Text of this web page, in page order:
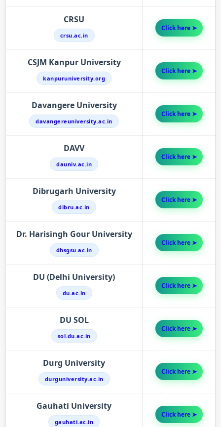
CRSU
crsu.ac.in
Click here ➤
CSJM Kanpur University
kanpuruniversity.org
Click here ➤
Davangere University
davangereuniversity.ac.in
Click here ➤
DAVV
dauniv.ac.in
Click here ➤
Dibrugarh University
dibru.ac.in
Click here ➤
Dr. Harisingh Gour University
dhsgsu.ac.in
Click here ➤
DU (Delhi University)
du.ac.in
Click here ➤
DU SOL
sol.du.ac.in
Click here ➤
Durg University
durguniversity.ac.in
Click here ➤
Gauhati University
gauhati.ac.in
Click here ➤